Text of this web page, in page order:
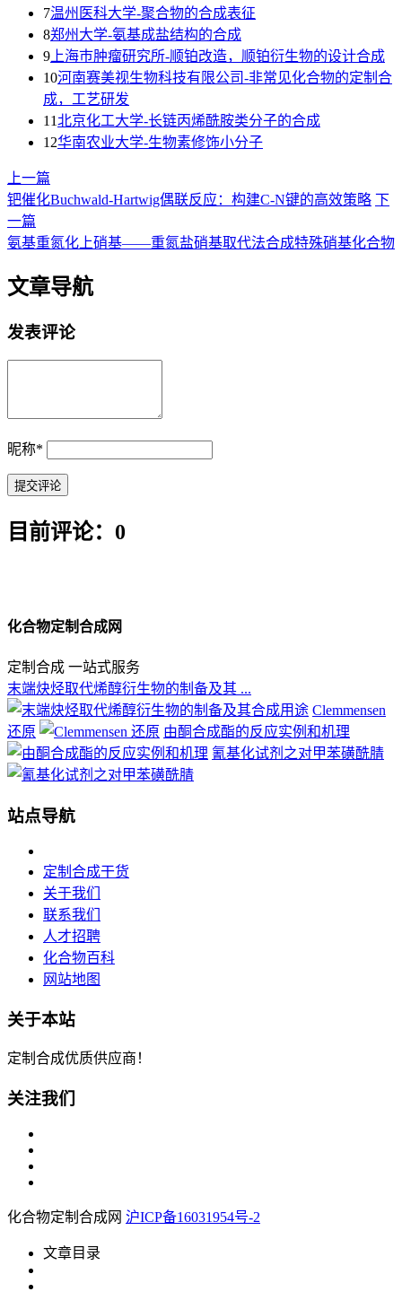
7温州医科大学-聚合物的合成表征
8郑州大学-氨基成盐结构的合成
9 上海巿肿瘤研究所-顺铂改造，顺铂衍生物的设计合成
10河南赛美视生物科技有限公司-非常见化合物的定制合
成，工艺研发
11北京化工大学-长链丙烯酰胺类分子的合成
12华南农业大学-生物素修饰小分子
上一篇
钯催化Buchwald-Hartwig偶联反应：构建C-N键的高效策略 下
一篇
氨基重氮化上硝基——重氮盐硝基取代法合成特殊硝基化合物
文章导航
发表评论
昵称*
目前评论：0
化合物定制合成网
定制合成 一站式服务
末端炔烃取代烯醇衍生物的制备及其 ...
Clemmensen
还原
由酮合成酯的反应实例和机理
氰基化试剂之对甲苯磺酰腈
站点导航
定制合成干货
关于我们
联系我们
人才招聘
化合物百科
网站地图
关于本站
定制合成优质供应商！
关注我们
化合物定制合成网 沪ICP备16031954号-2
文章目录